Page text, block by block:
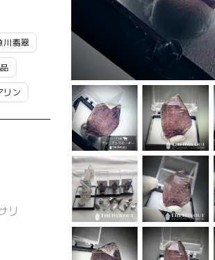
川翡翠
リン
リ